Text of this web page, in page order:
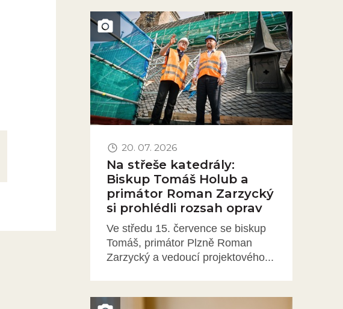
Obrázek novinky
20. 07. 2026
Na střeše katedrály:
Biskup Tomáš Holub a
primátor Roman Zarzycký
si prohlédli rozsah oprav
Ve středu 15. července se biskup
Tomáš, primátor Plzně Roman
Zarzycký a vedoucí projektového...
Obrázek novinky